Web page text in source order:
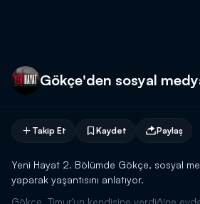
Gökçe'den sosyal
Takip Et Kaydet Paylaş
Yeni Hayat 2. Bölümde Gökçe, sosyal
yaparak yaşantısını anlatıyor.
Gökçe, Timur'un kendisine verdiğine